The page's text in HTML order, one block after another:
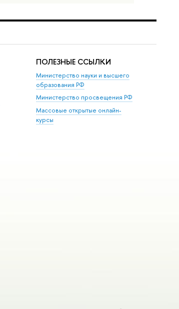
ПОЛЕЗНЫЕ ССЫЛКИ
Министерство науки и высшего
образования РФ
Министерство просвещения РФ
Массовые открытые онлайн-
курсы